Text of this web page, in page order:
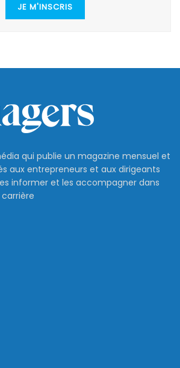
JE M'INSCRIS
qui publie un magazine mensuel et
aux entrepreneurs et aux dirigeants
informer et les accompagner dans